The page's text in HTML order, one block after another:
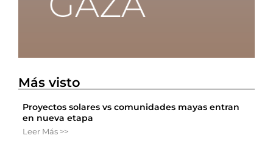
Más visto
Proyectos solares vs comunidades mayas entran
en nueva etapa
Leer Más >>